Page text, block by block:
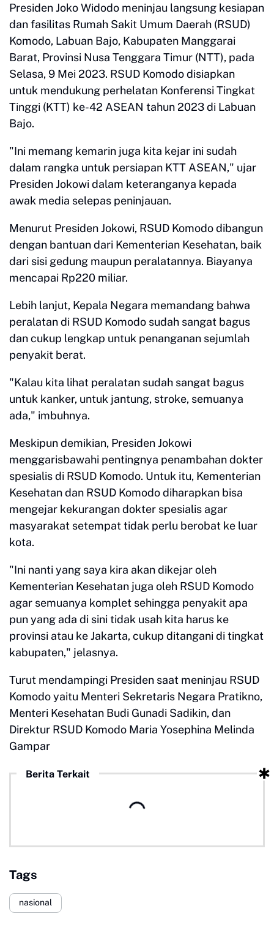
Presiden Joko Widodo meninjau langsung kesiapan
dan fasilitas Rumah Sakit Umum Daerah (RSUD)
Komodo, Labuan Bajo, Kabupaten Manggarai
Barat, Provinsi Nusa Tenggara Timur (NTT), pada
Selasa, 9 Mei 2023. RSUD Komodo disiapkan
untuk mendukung perhelatan Konferensi Tingkat
Tinggi (KTT) ke-42 ASEAN tahun 2023 di Labuan
Bajo.
"Ini memang kemarin juga kita kejar ini sudah
dalam rangka untuk persiapan KTT ASEAN," ujar
Presiden Jokowi dalam keteranganya kepada
awak media selepas peninjauan.
Menurut Presiden Jokowi, RSUD Komodo dibangun
dengan bantuan dari Kementerian Kesehatan, baik
dari sisi gedung maupun peralatannya. Biayanya
mencapai Rp220 miliar.
Lebih lanjut, Kepala Negara memandang bahwa
peralatan di RSUD Komodo sudah sangat bagus
dan cukup lengkap untuk penanganan sejumlah
penyakit berat.
"Kalau kita lihat peralatan sudah sangat bagus
untuk kanker, untuk jantung, stroke, semuanya
ada," imbuhnya.
Meskipun demikian, Presiden Jokowi
menggarisbawahi pentingnya penambahan dokter
spesialis di RSUD Komodo. Untuk itu, Kementerian
Kesehatan dan RSUD Komodo diharapkan bisa
mengejar kekurangan dokter spesialis agar
masyarakat setempat tidak perlu berobat ke luar
kota.
"Ini nanti yang saya kira akan dikejar oleh
Kementerian Kesehatan juga oleh RSUD Komodo
agar semuanya komplet sehingga penyakit apa
pun yang ada di sini tidak usah kita harus ke
provinsi atau ke Jakarta, cukup ditangani di tingkat
kabupaten," jelasnya.
Turut mendampingi Presiden saat meninjau RSUD
Komodo yaitu Menteri Sekretaris Negara Pratikno,
Menteri Kesehatan Budi Gunadi Sadikin, dan
Direktur RSUD Komodo Maria Yosephina Melinda
Gampar
Berita Terkait
Tags
nasional